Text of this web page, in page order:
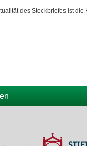
des Steckbriefes ist